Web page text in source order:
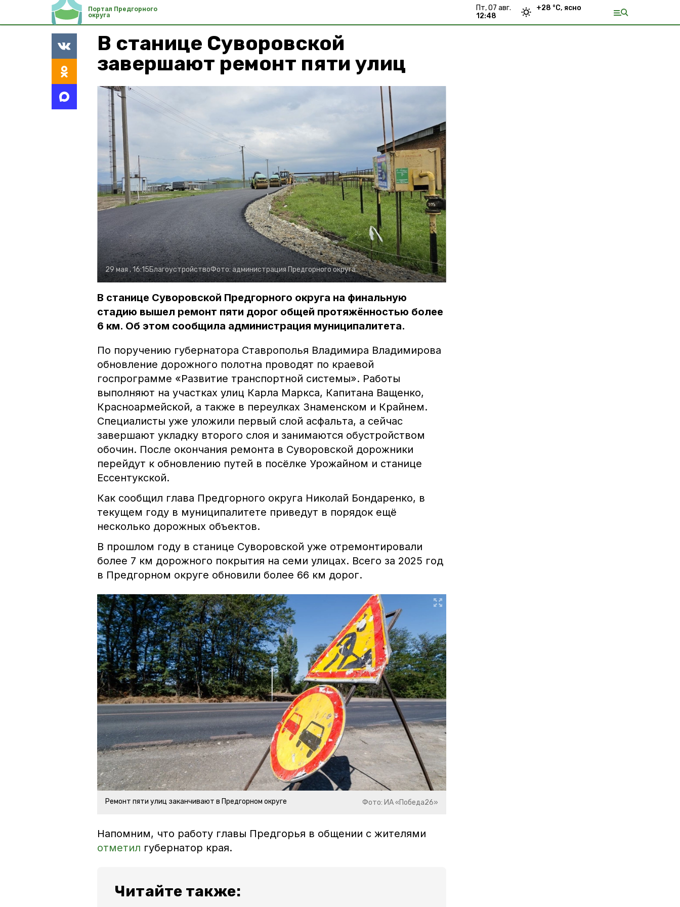
Портал Предгорного
округа
пт, 07 авг.
12:48
+28 °С, ясно
В станице Суворовской
завершают ремонт пяти улиц
29 мая , 16:15БлагоустройствоФото:администрация Предгорного округа
В станице Суворовской Предгорного округа на финальную
стадию вышел ремонт пяти дорог общей протяжённостью более
6 км. Об этом сообщила администрация муниципалитета.
По поручению губернатора Ставрополья Владимира Владимирова
обновление дорожного полотна проводят по краевой
госпрограмме «Развитие транспортной системы». Работы
выполняют на участках улиц Карла Маркса, Капитана Ващенко,
Красноармейской, а также в переулках Знаменском и Крайнем.
Специалисты уже уложили первый слой асфальта, а сейчас
завершают укладку второго слоя и занимаются обустройством
обочин. После окончания ремонта в Суворовской дорожники
перейдут к обновлению путей в посёлке Урожайном и станице
Ессентукской.
Как сообщил глава Предгорного округа Николай Бондаренко, в
текущем году в муниципалитете приведут в порядок ещё
несколько дорожных объектов.
В прошлом году в станице Суворовской уже отремонтировали
более 7 км дорожного покрытия на семи улицах. Всего за 2025 год
в Предгорном округе обновили более 66 км дорог.
Ремонт пяти улиц заканчивают в Предгорном округе Фото: ИА «Победа26»
Напомним, что работу главы Предгорья в общении с жителями
отметил губернатор края.
Читайте также: